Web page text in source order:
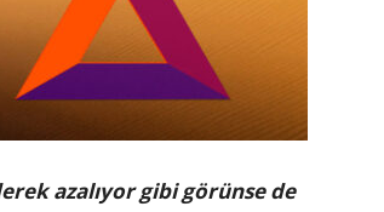
azalıyor gibi görünse de